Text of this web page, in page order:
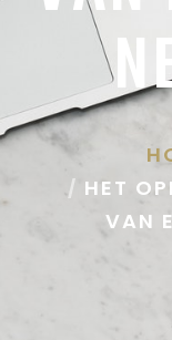
HET
VAN